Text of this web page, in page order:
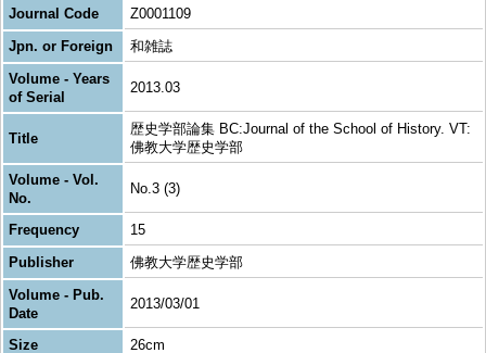
Journal Code
Z0001109
Jpn. or Foreign
和雑誌
Volume - Years
of Serial
2013.03
Title
歴史学部論集 BC:Journal of the School of History. VT:
佛教大学歴史学部
Volume - Vol.
No.
No.3 (3)
Frequency
15
Publisher
佛教大学歴史学部
Volume - Pub.
Date
2013/03/01
Size 26cm